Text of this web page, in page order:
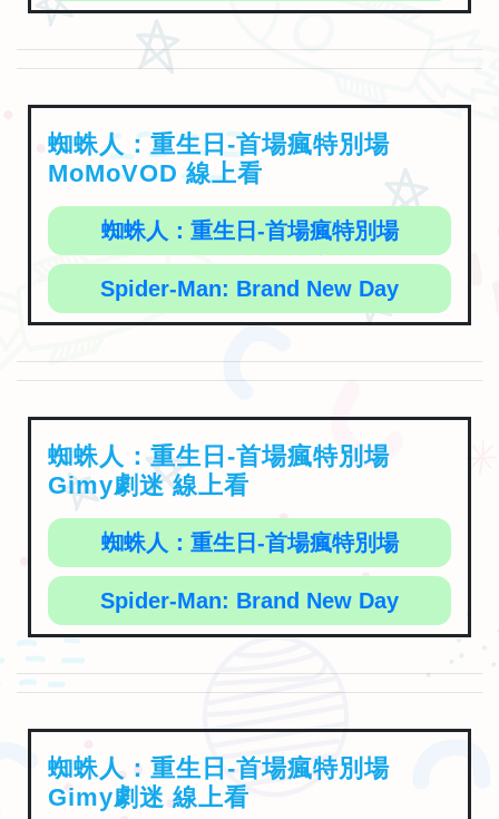
蜘蛛人：重生日-首場瘋特別場
MoMoVOD 線上看
蜘蛛人：重生日-首場瘋特別場
Spider-Man: Brand New Day
蜘蛛人：重生日-首場瘋特別場
Gimy劇迷 線上看
蜘蛛人：重生日-首場瘋特別場
Spider-Man: Brand New Day
蜘蛛人：重生日-首場瘋特別場
Gimy劇迷 線上看